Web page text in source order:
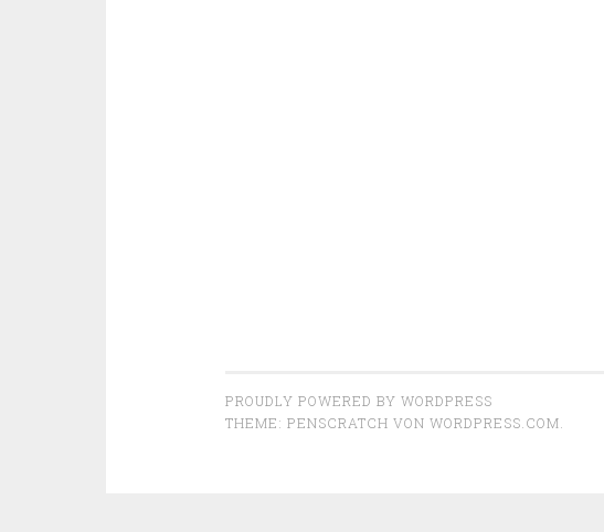
PROUDLY POWERED BY WORDPRESS
THEME: PENSCRATCH VON WORDPRESS.COM